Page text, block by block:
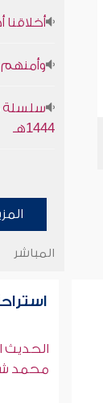
في فنون
محمد العريفي
سلسلة
1444هـ
المباشر
الحديث
محمد